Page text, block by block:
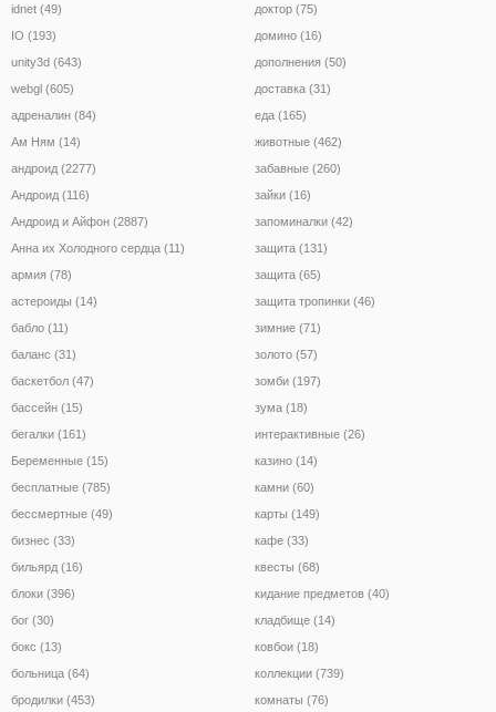
idnet (49)
IO (193)
unity3d (643)
webgl (605)
адреналин (84)
Ам Ням (14)
андроид (2277)
Андроид (116)
Андроид и Айфон (2887)
Анна их Холодного сердца (11)
армия (78)
астероиды (14)
бабло (11)
баланс (31)
баскетбол (47)
бассейн (15)
бегалки (161)
Беременные (15)
бесплатные (785)
бессмертные (49)
бизнес (33)
бильярд (16)
блоки (396)
бог (30)
бокс (13)
больница (64)
бродилки (453)
доктор (75)
домино (16)
дополнения (50)
доставка (31)
еда (165)
животные (462)
забавные (260)
зайки (16)
запоминалки (42)
защита (131)
защита (65)
защита тропинки (46)
зимние (71)
золото (57)
зомби (197)
зума (18)
интерактивные (26)
казино (14)
камни (60)
карты (149)
кафе (33)
квесты (68)
кидание предметов (40)
кладбище (14)
ковбои (18)
коллекции (739)
комнаты (76)